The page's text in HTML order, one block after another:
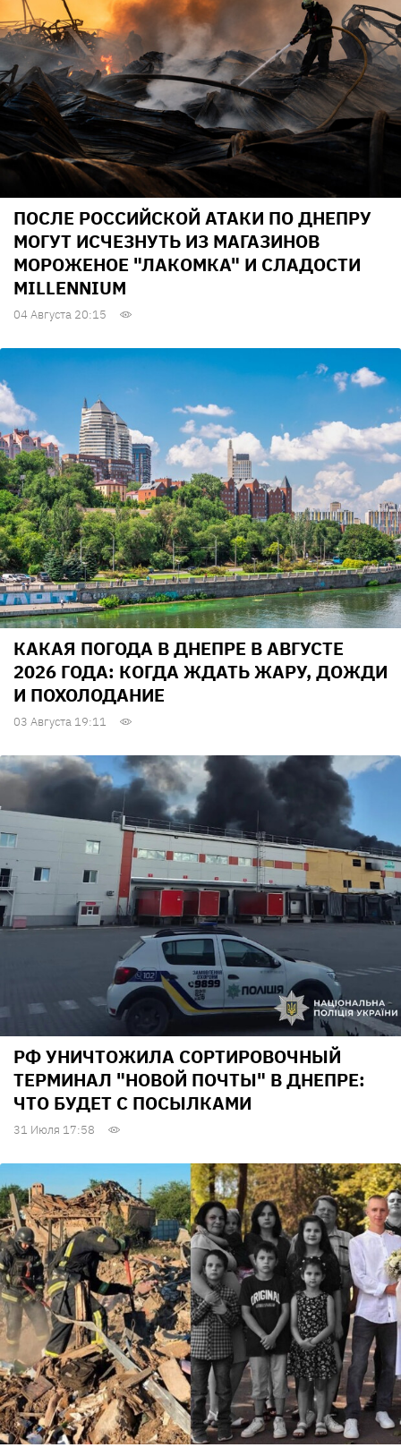
ПОСЛЕ РОССИЙСКОЙ АТАКИ ПО ДНЕПРУ
МОГУТ ИСЧЕЗНУТЬ ИЗ МАГАЗИНОВ
МОРОЖЕНОЕ "ЛАКОМКА" И СЛАДОСТИ
MILLENNIUM
04 Августа 20:15
КАКАЯ ПОГОДА В ДНЕПРЕ В АВГУСТЕ
2026 ГОДА: КОГДА ЖДАТЬ ЖАРУ, ДОЖДИ
И ПОХОЛОДАНИЕ
03 Августа 19:11
РФ УНИЧТОЖИЛА СОРТИРОВОЧНЫЙ
ТЕРМИНАЛ "НОВОЙ ПОЧТЫ" В ДНЕПРЕ:
ЧТО БУДЕТ С ПОСЫЛКАМИ
31 Июля 17:58